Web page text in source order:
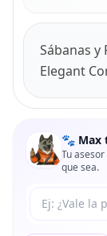
Sábanas y
Elegant
🐾 Max
Tu
que sea.
Tu pregunta